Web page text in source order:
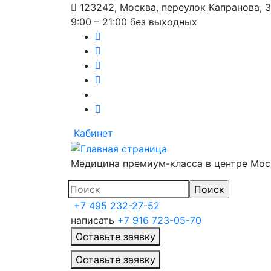
123242, Москва, переулок Капранова,
9:00 – 21:00 без выходных
Кабинет
Медицина премиум-класса в центре
+7 495 232-27-52
написать +7 916 723-05-70
Оставьте заявку
Главное меню
Оставьте заявку